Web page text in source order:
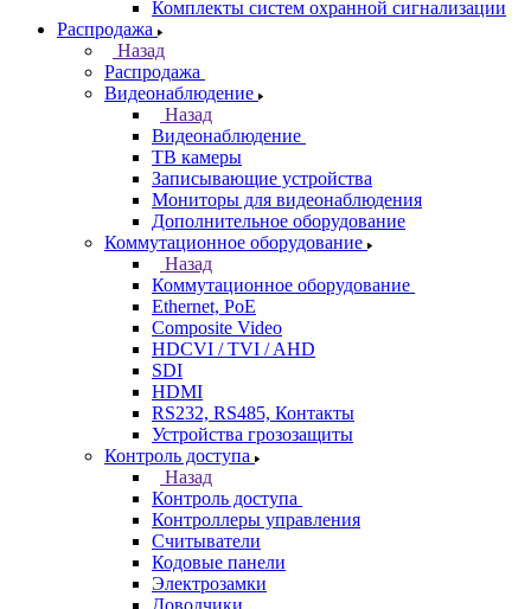
Комплекты систем охранной сигнализации
Распродажа
Назад
Распродажа
Видеонаблюдение
Назад
Видеонаблюдение
ТВ камеры
Записывающие устройства
Мониторы для видеонаблюдения
Дополнительное оборудование
Коммутационное оборудование
Назад
Коммутационное оборудование
Ethernet, PoE
Composite Video
HDCVI / TVI / AHD
SDI
HDMI
RS232, RS485, Контакты
Устройства грозозащиты
Контроль доступа
Назад
Контроль доступа
Контроллеры управления
Считыватели
Кодовые панели
Электрозамки
Доводчики